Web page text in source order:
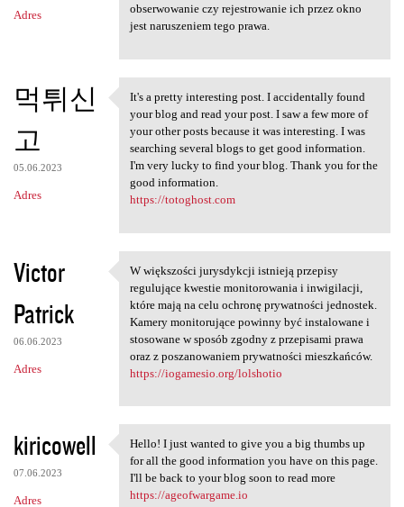
Adres
obserwowanie czy rejestrowanie ich przez okno
jest naruszeniem tego prawa.
먹튀신
고
05.06.2023
Adres
It's a pretty interesting
It's a pretty interesting post. I accidentally found
your blog and read your post. I saw a few more of
your other posts because it was interesting. I was
searching several blogs to get good information.
I'm very lucky to find your blog. Thank you for the
good information.
https://totoghost.com
Victor
Patrick
06.06.2023
Adres
W większości jurysdykcji
W większości jurysdykcji istnieją przepisy
regulujące kwestie monitorowania i inwigilacji,
które mają na celu ochronę prywatności jednostek.
Kamery monitorujące powinny być instalowane i
stosowane w sposób zgodny z przepisami prawa
oraz z poszanowaniem prywatności mieszkańców.
https://iogamesio.org/lolshotio
kiricowell
07.06.2023
Adres
Hello! I just wanted to give
Hello! I just wanted to give you a big thumbs up
for all the good information you have on this page.
I'll be back to your blog soon to read more
https://ageofwargame.io